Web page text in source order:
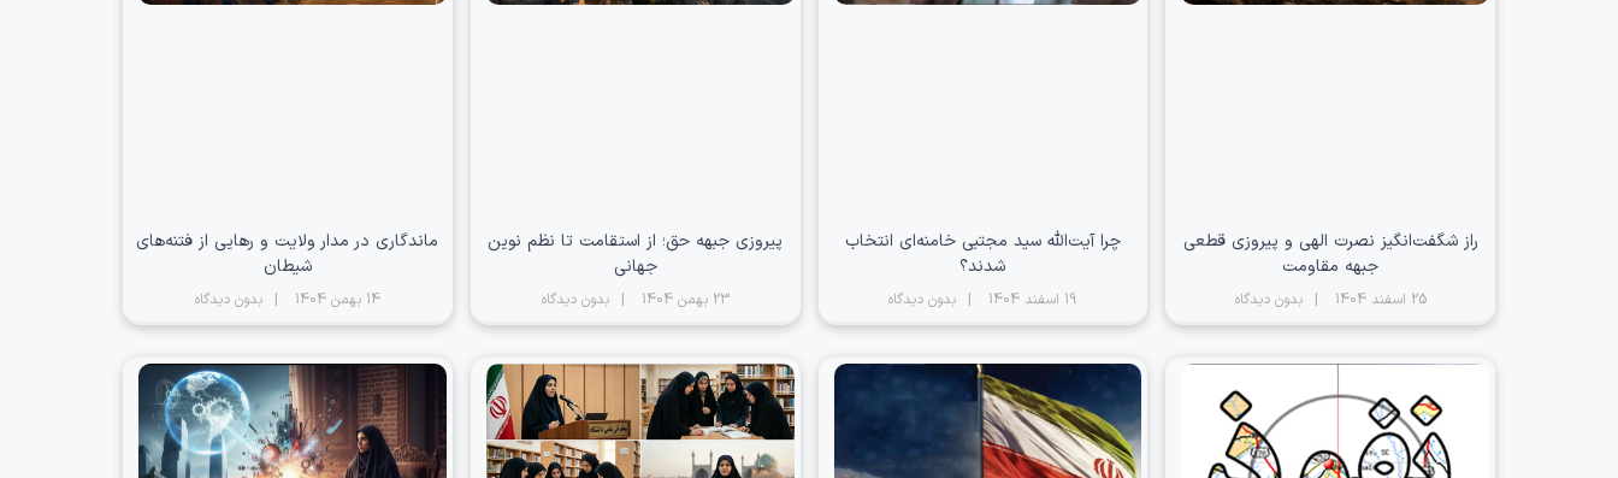
راز شگفت‌انگیز نصرت الهی و پیروزی قطعی
جبهه مقاومت
25 اسفند 1404 بدون دیدگاه
چرا آیت‌الله سید مجتبی خامنه‌ای انتخاب
شدند؟
19 اسفند 1404 بدون دیدگاه
پیروزی جبهه حق؛ از استقامت تا نظم نوین
جهانی
23 بهمن 1404 بدون دیدگاه
ماندگاری در مدار ولایت و رهایی از فتنه‌های
شیطان
14 بهمن 1404 بدون دیدگاه